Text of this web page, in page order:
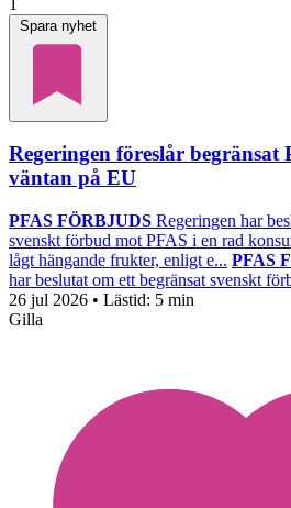
Spara nyhet
Regeringen föreslår begränsat
väntan på EU
PFAS FÖRBJUDS Regeringen har
svenskt förbud mot PFAS i en rad
lågt hängande frukter, enligt e... PFAS
har beslutat om ett begränsat svenskt
26 jul 2026 • Lästid: 5 min
Gilla